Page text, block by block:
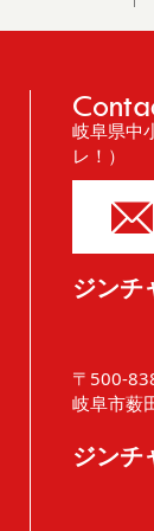
岐阜県中
レ！）
ジンチ
〒500-
岐阜市薮
ジンチ